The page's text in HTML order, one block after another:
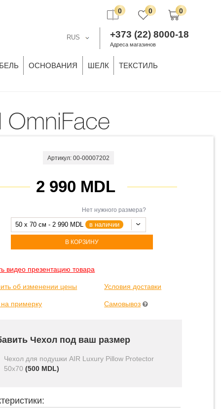
0
0
0
+373 (22) 8000-18
Адреса магазинов
RUS
ОСНОВАНИЯ ШЕЛК ТЕКСТИЛЬ
OmniFace
Артикул: 00-00007202
2 990 MDL
Нет нужного размера?
50 x 70 см - 2 990 MDL в наличии
В КОРЗИНУ
видео презентацию товара
об изменении цены Условия доставки
примерку Самовывоз
Чехол под ваш размер
Чехол для подушки AIR Luxury Pillow Protector
50x70 (500 MDL)